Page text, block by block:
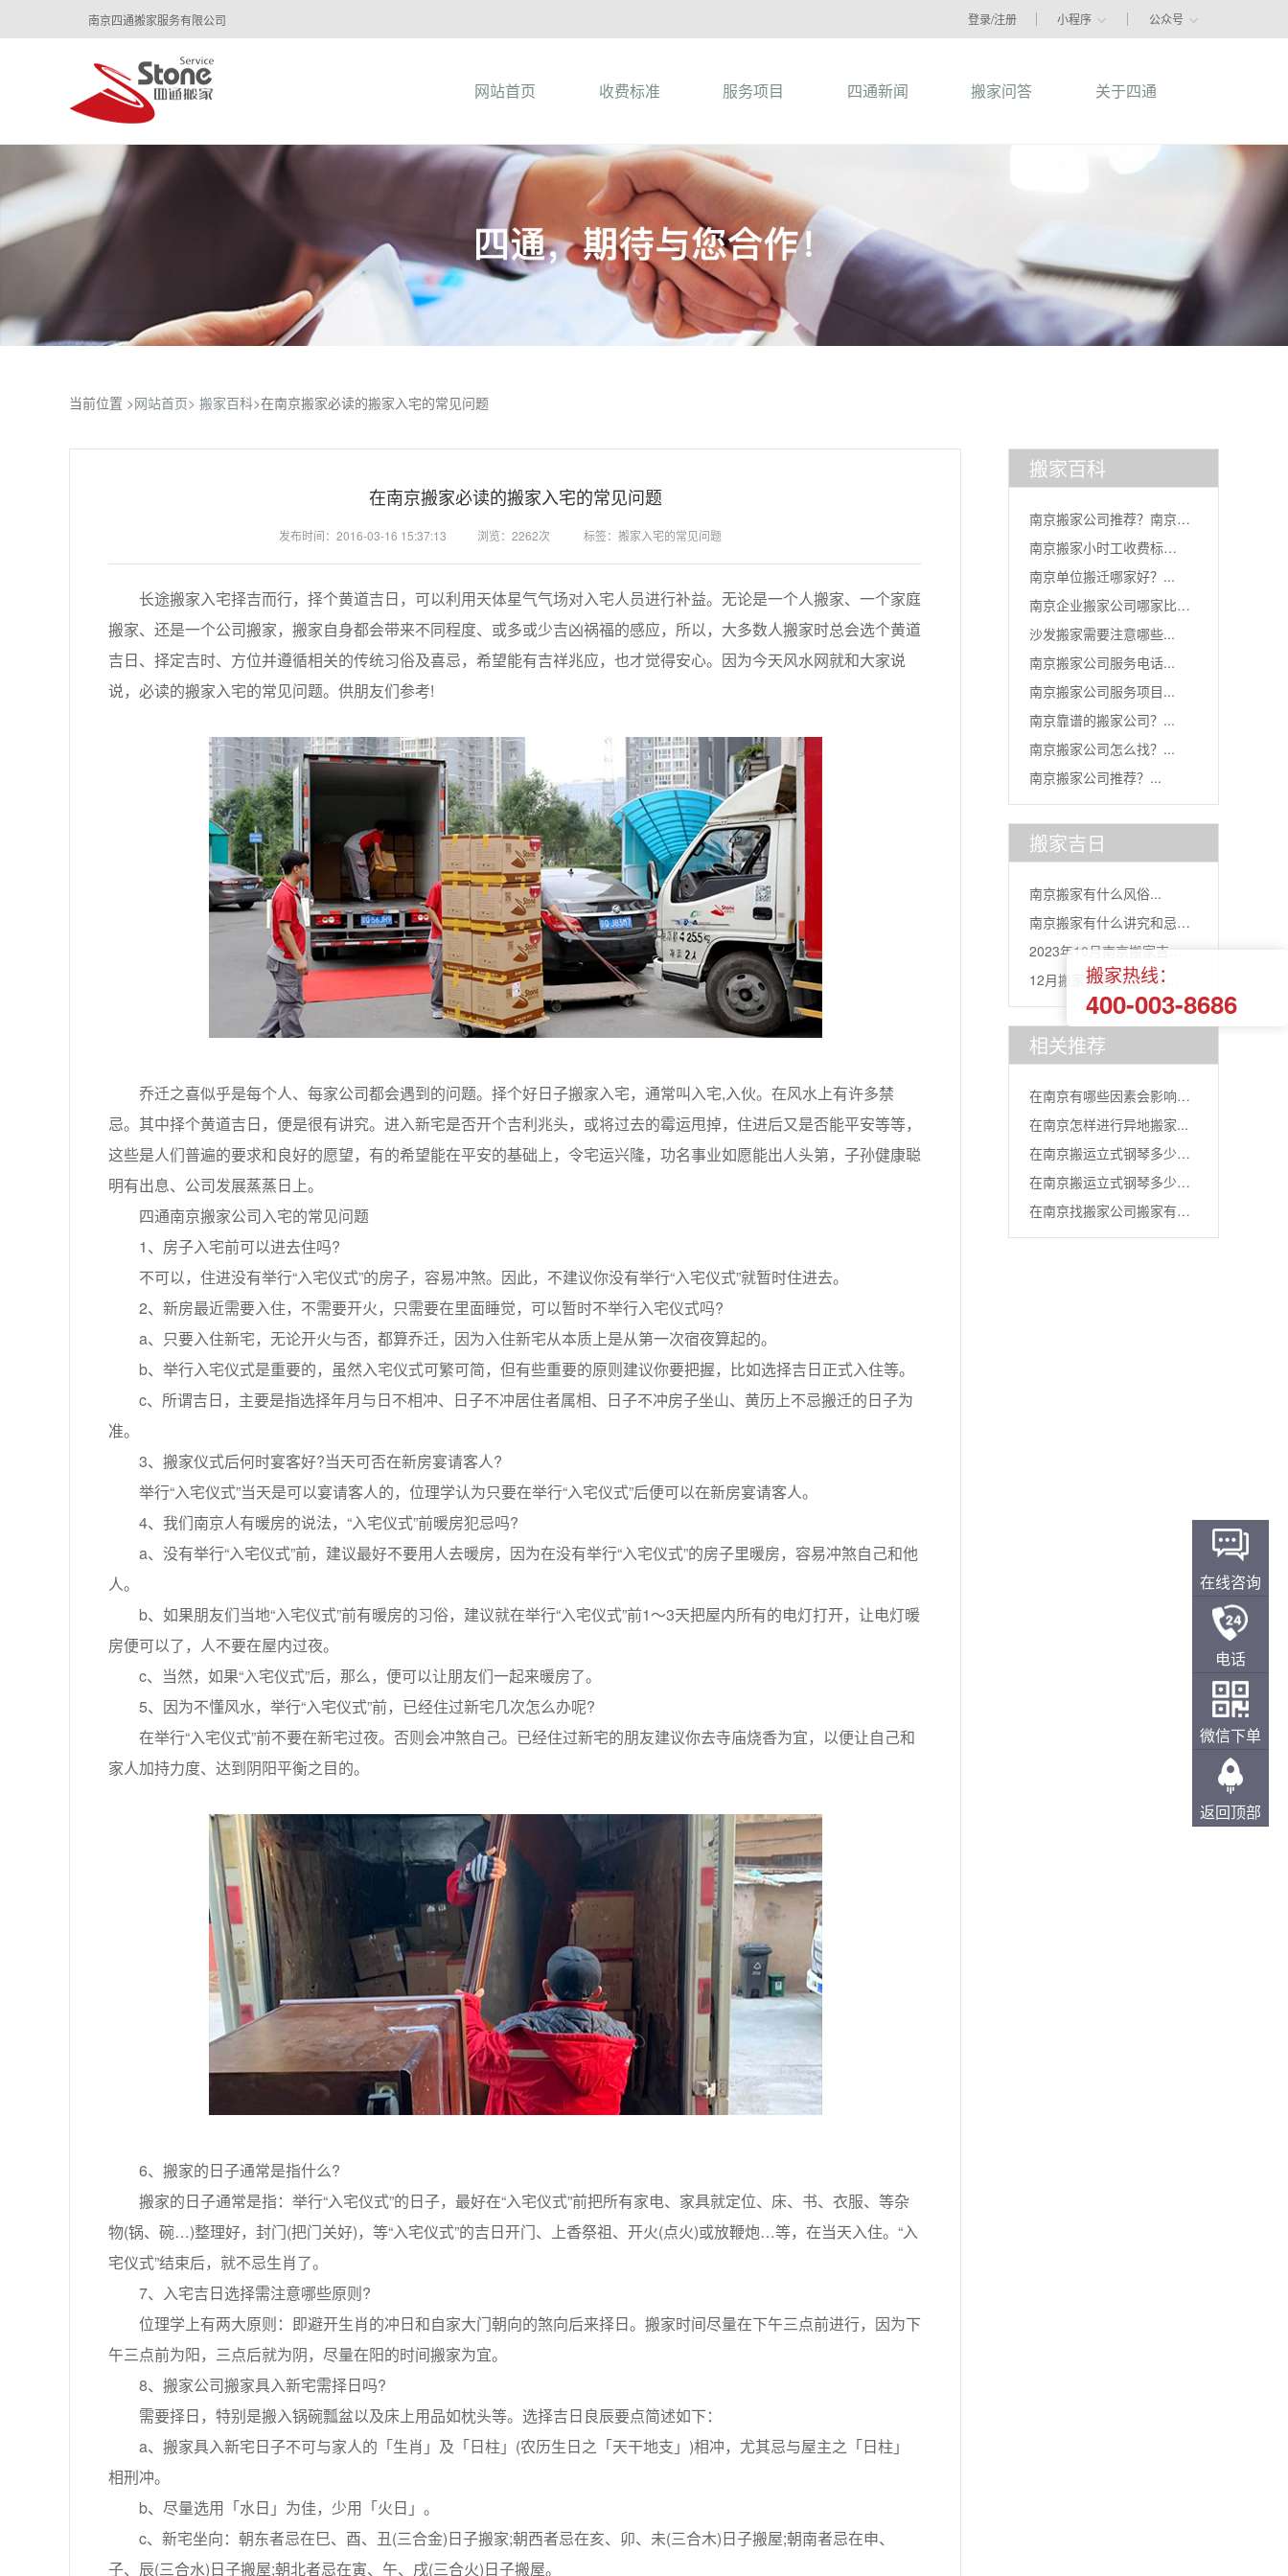
南京四通搬家服务有限公司 登录/注册 小程序 公众号
网站首页 收费标准 服务项目 四通新闻 搬家问答 关于四通
当前位置 >网站首页> 搬家百科>在南京搬家必读的搬家入宅的常见问题
在南京搬家必读的搬家入宅的常见问题
发布时间：2016-03-16 15:37:13 浏览：2262次 标签：搬家入宅的常见问题
长途搬家入宅择吉而行，择个黄道吉日，可以利用天体星气气场对入宅人员进行补益。无论是一个人搬家、一个家庭
搬家、还是一个公司搬家，搬家自身都会带来不同程度、或多或少吉凶祸福的感应，所以，大多数人搬家时总会选个黄道
吉日、择定吉时、方位并遵循相关的传统习俗及喜忌，希望能有吉祥兆应，也才觉得安心。因为今天风水网就和大家说
说，必读的搬家入宅的常见问题。供朋友们参考!
乔迁之喜似乎是每个人、每家公司都会遇到的问题。择个好日子搬家入宅，通常叫入宅,入伙。在风水上有许多禁
忌。其中择个黄道吉日，便是很有讲究。进入新宅是否开个吉利兆头，或将过去的霉运甩掉，住进后又是否能平安等等，
这些是人们普遍的要求和良好的愿望，有的希望能在平安的基础上，令宅运兴隆，功名事业如愿能出人头第，子孙健康聪
明有出息、公司发展蒸蒸日上。
四通南京搬家公司入宅的常见问题
1、房子入宅前可以进去住吗?
不可以，住进没有举行“入宅仪式”的房子，容易冲煞。因此，不建议你没有举行“入宅仪式”就暂时住进去。
2、新房最近需要入住，不需要开火，只需要在里面睡觉，可以暂时不举行入宅仪式吗?
a、只要入住新宅，无论开火与否，都算乔迁，因为入住新宅从本质上是从第一次宿夜算起的。
b、举行入宅仪式是重要的，虽然入宅仪式可繁可简，但有些重要的原则建议你要把握，比如选择吉日正式入住等。
c、所谓吉日，主要是指选择年月与日不相冲、日子不冲居住者属相、日子不冲房子坐山、黄历上不忌搬迁的日子为
准。
3、搬家仪式后何时宴客好?当天可否在新房宴请客人?
举行“入宅仪式”当天是可以宴请客人的，位理学认为只要在举行“入宅仪式”后便可以在新房宴请客人。
4、我们南京人有暖房的说法，“入宅仪式”前暖房犯忌吗?
a、没有举行“入宅仪式”前，建议最好不要用人去暖房，因为在没有举行“入宅仪式”的房子里暖房，容易冲煞自己和他
人。
b、如果朋友们当地“入宅仪式”前有暖房的习俗，建议就在举行“入宅仪式”前1～3天把屋内所有的电灯打开，让电灯暖
房便可以了，人不要在屋内过夜。
c、当然，如果“入宅仪式”后，那么，便可以让朋友们一起来暖房了。
5、因为不懂风水，举行“入宅仪式”前，已经住过新宅几次怎么办呢?
在举行“入宅仪式”前不要在新宅过夜。否则会冲煞自己。已经住过新宅的朋友建议你去寺庙烧香为宜，以便让自己和
家人加持力度、达到阴阳平衡之目的。
6、搬家的日子通常是指什么?
搬家的日子通常是指：举行“入宅仪式”的日子，最好在“入宅仪式”前把所有家电、家具就定位、床、书、衣服、等杂
物(锅、碗…)整理好，封门(把门关好)，等“入宅仪式”的吉日开门、上香祭祖、开火(点火)或放鞭炮…等，在当天入住。“入
宅仪式”结束后，就不忌生肖了。
7、入宅吉日选择需注意哪些原则?
位理学上有两大原则：即避开生肖的冲日和自家大门朝向的煞向后来择日。搬家时间尽量在下午三点前进行，因为下
午三点前为阳，三点后就为阴，尽量在阳的时间搬家为宜。
8、搬家公司搬家具入新宅需择日吗?
需要择日，特别是搬入锅碗瓢盆以及床上用品如枕头等。选择吉日良辰要点简述如下：
a、搬家具入新宅日子不可与家人的「生肖」及「日柱」(农历生日之「天干地支」)相冲，尤其忌与屋主之「日柱」
相刑冲。
b、尽量选用「水日」为佳，少用「火日」。
c、新宅坐向：朝东者忌在巳、酉、丑(三合金)日子搬家;朝西者忌在亥、卯、未(三合木)日子搬屋;朝南者忌在申、
子、辰(三合水)日子搬屋;朝北者忌在寅、午、戌(三合火)日子搬屋。
搬家百科
南京搬家公司推荐？南京四
通搬家...
南京搬家小时工收费标
准？...
南京单位搬迁哪家好？...
南京企业搬家公司哪家比较
好...
沙发搬家需要注意哪些...
南京搬家公司服务电话...
南京搬家公司服务项目...
南京靠谱的搬家公司？...
南京搬家公司怎么找？...
南京搬家公司推荐？...
搬家吉日
南京搬家有什么风俗...
南京搬家有什么讲究和忌
2023年10月南京搬家吉日
查...
12月搬家黄道吉日查询
2021...
相关推荐
在南京有哪些因素会影响搬
家公司...
在南京怎样进行异地搬家...
在南京搬运立式钢琴多少费
用...
在南京搬运立式钢琴多少
钱...
在南京找搬家公司搬家有什
搬家热线：
400-003-8686
在线咨询
电话
微信下单
返回顶部